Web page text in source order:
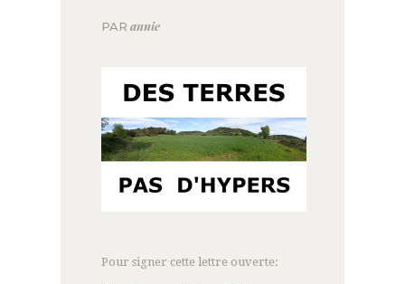
PAR annie
Pour signer cette lettre ouverte: